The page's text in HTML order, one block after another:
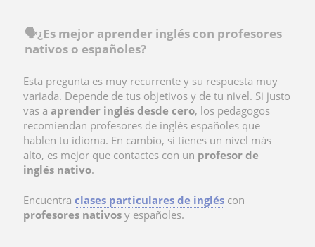
🗣️¿Es mejor aprender inglés con profesores
nativos o españoles?
Esta pregunta es muy recurrente y su respuesta muy
variada. Depende de tus objetivos y de tu nivel. Si justo
vas a aprender inglés desde cero, los pedagogos
recomiendan profesores de inglés españoles que
hablen tu idioma. En cambio, si tienes un nivel más
alto, es mejor que contactes con un profesor de
inglés nativo.
Encuentra clases particulares de inglés con
profesores nativos y españoles.